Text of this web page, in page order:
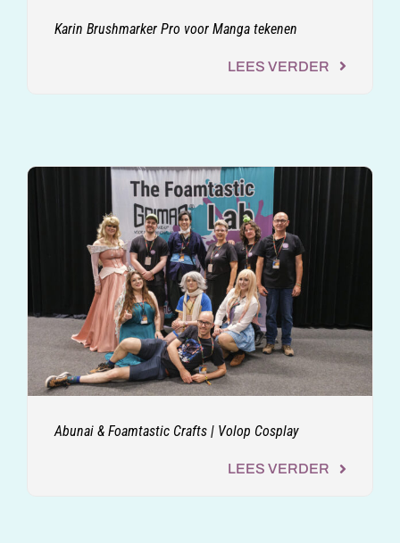
Karin Brushmarker Pro voor Manga tekenen
LEES VERDER
Abunai & Foamtastic Crafts | Volop Cosplay
LEES VERDER